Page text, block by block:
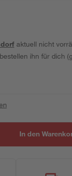
aktuell nicht
ihn für dich
In den